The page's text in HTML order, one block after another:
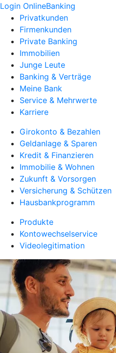
Login OnlineBanking
Privatkunden
Firmenkunden
Private Banking
Immobilien
Junge Leute
Banking & Verträge
Meine Bank
Service & Mehrwerte
Karriere
Girokonto & Bezahlen
Geldanlage & Sparen
Kredit & Finanzieren
Immobilie & Wohnen
Zukunft & Vorsorgen
Versicherung & Schützen
Hausbankprogramm
Produkte
Kontowechselservice
Videolegitimation